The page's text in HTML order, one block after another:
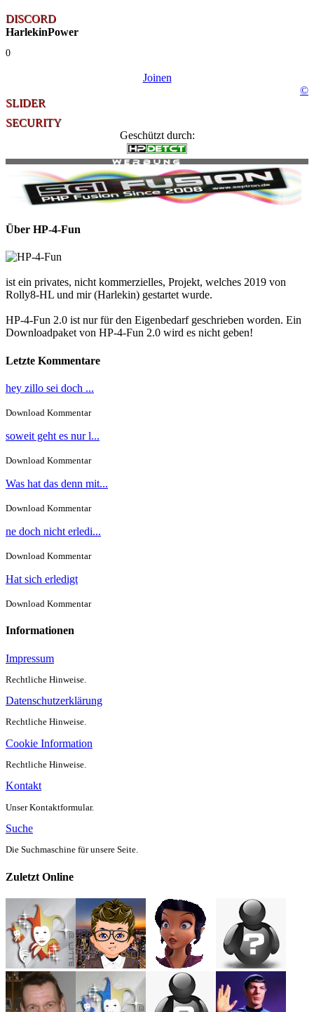
DISCORD
HarlekinPower
0
Joinen
©
SLIDER
SECURITY
Geschützt durch:
Über HP-4-Fun
ist ein privates, nicht kommerzielles, Projekt, welches 2019 von
Rolly8-HL und mir (Harlekin) gestartet wurde.
HP-4-Fun 2.0 ist nur für den Eigenbedarf geschrieben worden. Ein
Downloadpaket von HP-4-Fun 2.0 wird es nicht geben!
Letzte Kommentare
hey zillo sei doch ...
Download Kommentar
soweit geht es nur l...
Download Kommentar
Was hat das denn mit...
Download Kommentar
ne doch nicht erledi...
Download Kommentar
Hat sich erledigt
Download Kommentar
Informationen
Impressum
Rechtliche Hinweise.
Datenschutzerklärung
Rechtliche Hinweise.
Cookie Information
Rechtliche Hinweise.
Kontakt
Unser Kontaktformular.
Suche
Die Suchmaschine für unsere Seite.
Zuletzt Online